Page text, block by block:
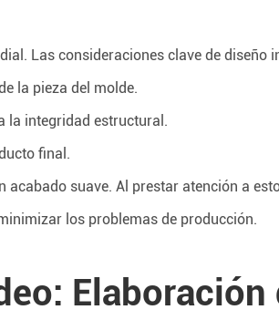
Las consideraciones clave de diseño
la pieza del molde.
la integridad estructural.
final.
suave. Al prestar atención a
los problemas de producción.
Elaboración